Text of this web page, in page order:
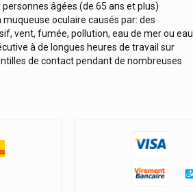
âgées (de 65 ans et plus)
muqueuse oculaire causés par: des
vent, fumée, pollution, eau de mer ou eau
à de longues heures de travail sur
de contact pendant de nombreuses